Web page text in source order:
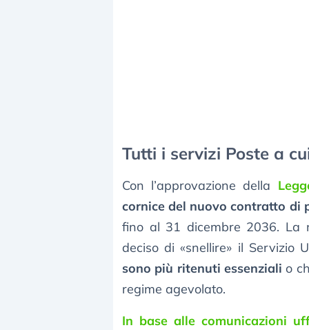
Tutti i servizi Poste a
Con l’approvazione della
cornice del nuovo contratto di
fino al 31 dicembre 2036. La
deciso di «snellire» il Servizio
sono più ritenuti essenziali o
regime agevolato.
In base alle comunicazioni